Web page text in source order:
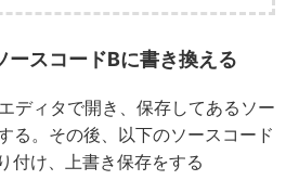
スコードBに書き換える
ディタで開き、保存してあるソー
る。その後、以下のソースコード
付け、上書き保存をする